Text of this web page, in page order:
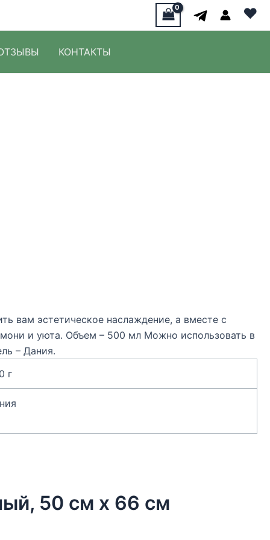
♥
КОНТАКТЫ
вам эстетическое наслаждение, а вместе с
и уюта. Объем – 500 мл Можно использовать в
– Дания.
г
50 см х 66 см